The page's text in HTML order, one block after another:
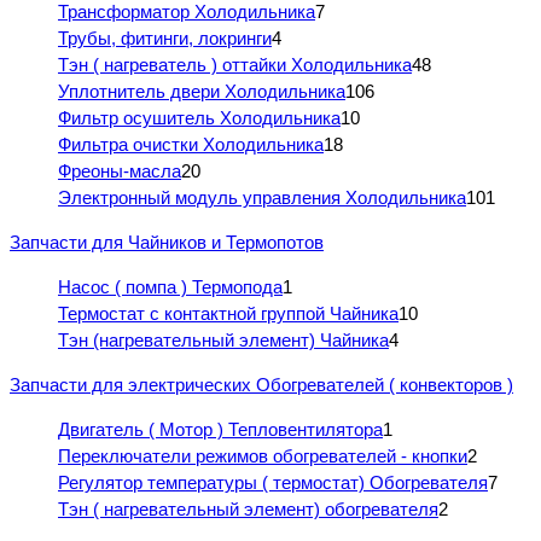
Трансформатор Холодильника7
Трубы, фитинги, локринги4
Тэн ( нагреватель ) оттайки Холодильника48
Уплотнитель двери Холодильника106
Фильтр осушитель Холодильника10
Фильтра очистки Холодильника18
Фреоны-масла20
Электронный модуль управления Холодильника101
Запчасти для Чайников и Термопотов
Насос ( помпа ) Термопода1
Термостат с контактной группой Чайника10
Тэн (нагревательный элемент) Чайника4
Запчасти для электрических Обогревателей ( конвекторов )
Двигатель ( Мотор ) Тепловентилятора1
Переключатели режимов обогревателей - кнопки2
Регулятор температуры ( термостат) Обогревателя7
Тэн ( нагревательный элемент) обогревателя2